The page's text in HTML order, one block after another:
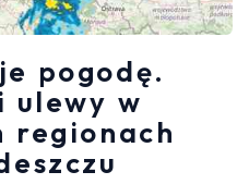
pogodę.
ulewy w
regionach